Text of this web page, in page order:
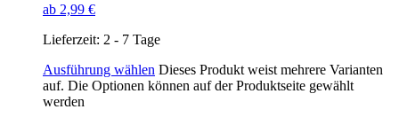
ab 2,99 €
Lieferzeit: 2 - 7 Tage
Ausführung wählen Dieses Produkt weist mehrere Varianten
auf. Die Optionen können auf der Produktseite gewählt
werden